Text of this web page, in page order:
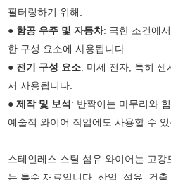
필터링하기 위해.
● 항공 우주 및 자동차: 극한 조건에
한 구성 요소에 사용됩니다.
● 전기 구성 요소: 미세 전자, 특히 센
서 사용됩니다.
●제작 및 보석: 반짝이는 마무리와
예술적 와이어 작업에도 사용할 수 있
스테인레스 스틸 섬유 와이어는 고
는 특수 재료입니다. 산업, 섬유, 건